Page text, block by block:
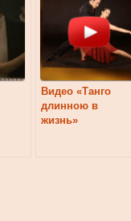
Видео «Танго
длинною в
жизнь»